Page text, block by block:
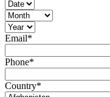
Email*
Phone*
Country*